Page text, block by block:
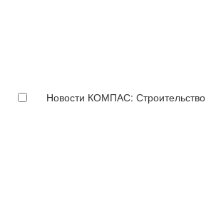
Новости КОМПАС: Строительство